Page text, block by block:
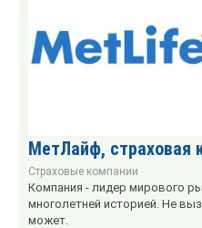
МетЛайф, страховая
Страховые компании
Компания - лидер мирового
многолетней историей. Не
может.